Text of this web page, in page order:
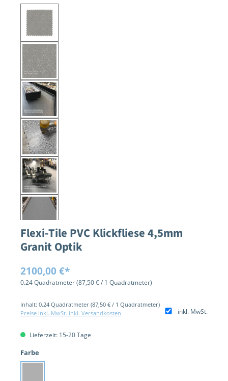
Flexi-Tile PVC Klickfliese 4,5mm
Granit Optik
2100,00 €*
0.24 Quadratmeter(87,50 € / 1 Quadratmeter)
Inhalt: 0.24 Quadratmeter (87,50 € / 1 Quadratmeter)
inkl. MwSt.
Preise inkl. MwSt. inkl. Versandkosten
Lieferzeit: 15-20 Tage
Farbe